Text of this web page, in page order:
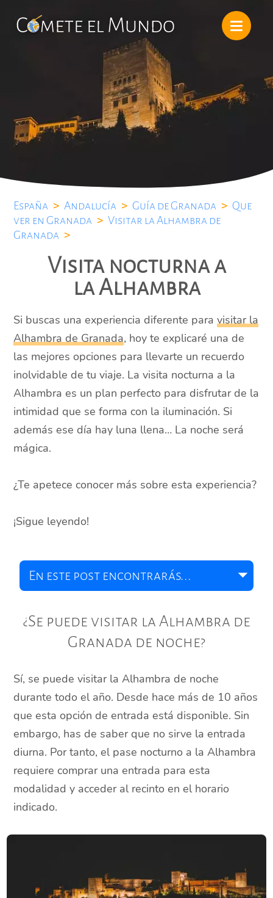
España > Andalucía > Guía de Granada > Que
ver en Granada > Visitar la Alhambra de
Granada >
Visita nocturna a
la Alhambra
Si buscas una experiencia diferente paravisitar la
Alhambra de Granada, hoy te explicaré una de
las mejores opciones para llevarte un recuerdo
inolvidable de tu viaje. La visita nocturna a la
Alhambra es un plan perfecto para disfrutar de la
intimidad que se forma con la iluminación. Si
además ese día hay luna llena… La noche será
mágica.
¿Te apetece conocer más sobre esta experiencia?
¡Sigue leyendo!
¿Se puede visitar la Alhambra de
Granada de noche?
Sí, se puede visitar la Alhambra de noche
durante todo el año. Desde hace más de 10 años
que esta opción de entrada está disponible. Sin
embargo, has de saber que no sirve la entrada
diurna. Por tanto, el pase nocturno a la Alhambra
requiere comprar una entrada para esta
modalidad y acceder al recinto en el horario
indicado.